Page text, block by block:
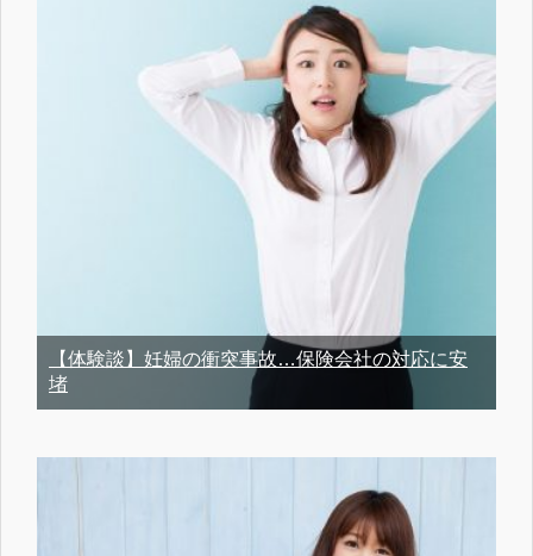
【体験談】妊婦の衝突事故…保険会社の対応に安
堵